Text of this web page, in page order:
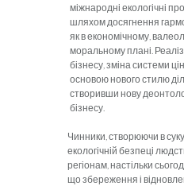
міжнародні екологічні
шляхом досягнення
як в економічному,
моральному плані.
бізнесу, зміна системи
основою нового стилю
створивши нову
бізнесу.
Чинники, створюючи в
екологічній безпеці
регіонам, настільки
що збереження і